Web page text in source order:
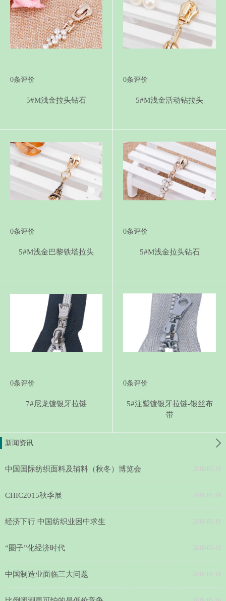
0条评价
5#M浅金拉头钻石
0条评价
5#M浅金活动钻拉头
0条评价
5#M浅金巴黎铁塔拉头
0条评价
5#M浅金拉头钻石
0条评价
7#尼龙镀银牙拉链
0条评价
5#注塑镀银牙拉链-银丝布
带
新闻资讯
中国国际纺织面料及辅料（秋冬）博览会 2018-05-19
CHIC2015秋季展 2018-05-19
经济下行 中国纺织业困中求生 2018-05-19
“圈子”化经济时代 2018-05-19
中国制造业面临三大问题 2018-05-19